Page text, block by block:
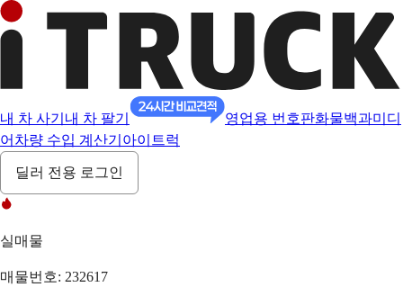
내 차 사기 내 차 팔기 영업용 번호판화물백과미디
어 차량 수입 계산기 아이트럭
딜러 전용 로그인
실매물
매물번호: 232617